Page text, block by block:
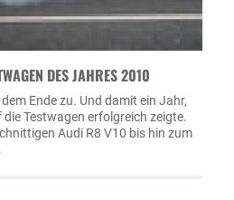
DES JAHRES 2010
Ende zu. Und damit ein Jahr,
Testwagen erfolgreich zeigte.
Audi R8 V10 bis hin zum